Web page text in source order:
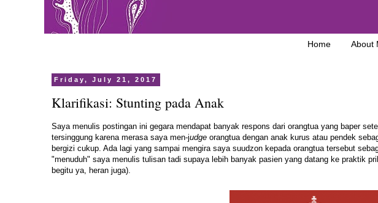
Home About
Friday, July 21, 2017
Klarifikasi: Stunting pada Anak
Saya menulis postingan ini gegara mendapat banyak respons dari orangtua yang baper
tersinggung karena merasa saya men-judge orangtua dengan anak kurus atau pendek
bergizi cukup. Ada lagi yang sampai mengira saya suudzon kepada orangtua tersebut
"menuduh" saya menulis tulisan tadi supaya lebih banyak pasien yang datang ke praktik
begitu ya, heran juga).